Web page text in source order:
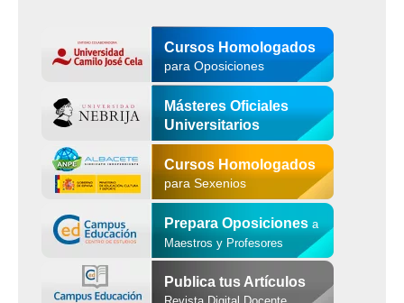
Cursos Homologados
para Oposiciones
Másteres Oficiales
Universitarios
Cursos Homologados
para Sexenios
Prepara Oposiciones a
Maestros y Profesores
Publica tus Artículos